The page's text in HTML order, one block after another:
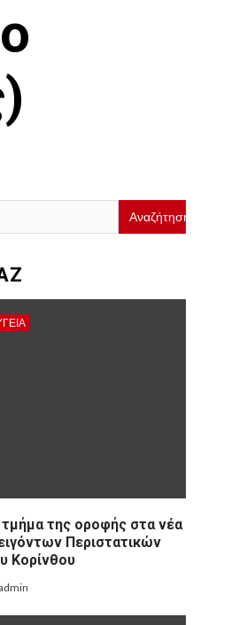
της οροφής στα νέα
Περιστατικών
Κορίνθου